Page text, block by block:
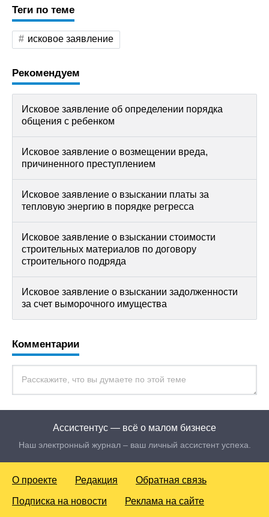
Теги по теме
исковое заявление
Рекомендуем
Исковое заявление об определении порядка
общения с ребенком
Исковое заявление о возмещении вреда,
причиненного преступлением
Исковое заявление о взыскании платы за
тепловую энергию в порядке регресса
Исковое заявление о взыскании стоимости
строительных материалов по договору
строительного подряда
Исковое заявление о взыскании задолженности
за счет выморочного имущества
Комментарии
Ассистентус — всё о малом бизнесе
Наш электронный журнал – ваш личный ассистент успеха.
О проекте Редакция Обратная связь
Подписка на новости Реклама на сайте